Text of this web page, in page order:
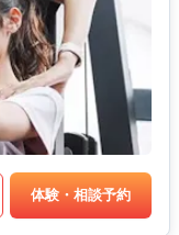
体験・相談予約